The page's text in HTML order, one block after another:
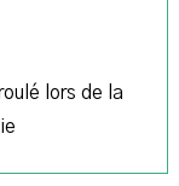
lors de la